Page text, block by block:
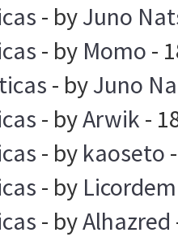
- byJuno
- by Momo -
- byJuno
- byArwik -
- by kaoseto
- by
- byAlhazred